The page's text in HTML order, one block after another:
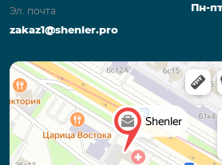
Эл. почта
zakaz1@shenler.pro
Пн-